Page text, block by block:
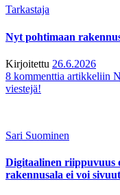
Tarkastaja
Nyt pohtimaan
Kirjoitettu 26.6.2026
8 kommenttia artikkeliin
viestejä!
Sari Suominen
Digitaalinen riippuvuus
rakennusala ei voi